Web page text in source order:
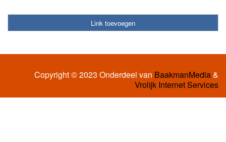
Link toevoegen
Copyright © 2023 Onderdeel van BaakmanMedia&
Vrolijk Internet Services